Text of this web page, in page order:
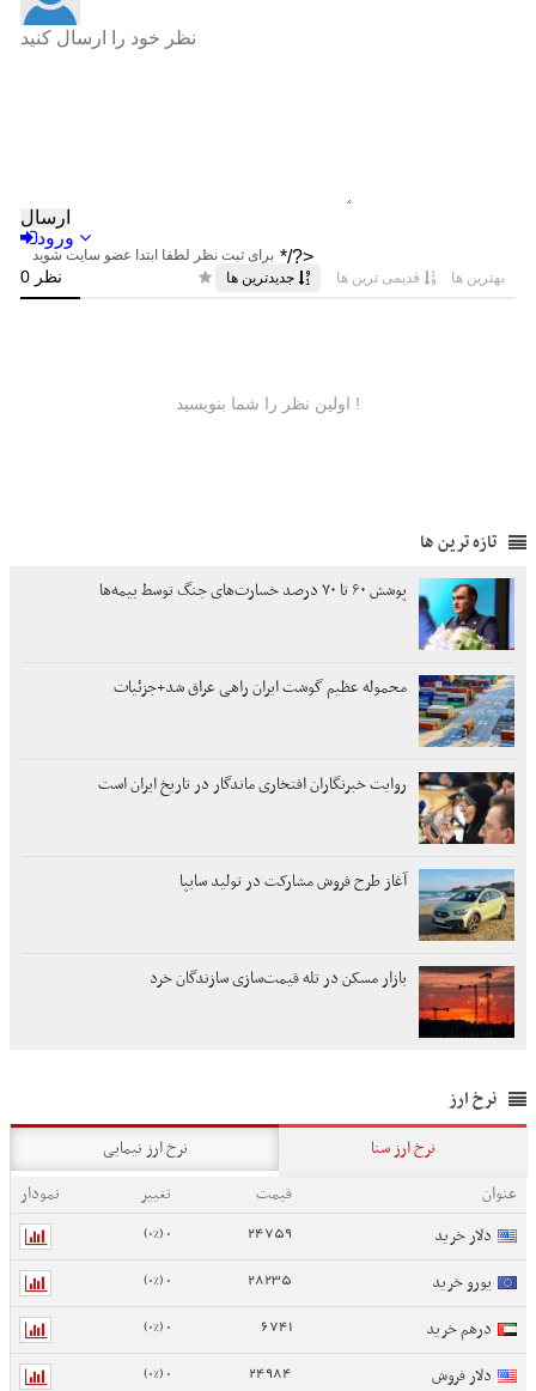
تازه ترین ها
پوشش ۶۰ تا ۷۰ درصد خسارت‌های جنگ توسط بیمه‌ها
محموله عظیم گوشت ایران راهی عراق شد+جزئیات
روایت خبرنگاران افتخاری ماندگار در تاریخ ایران است
آغاز طرح فروش مشارکت در تولید سایپا
بازار مسکن در تله قیمت‌سازی سازندگان خرد
نرخ ارز
نرخ ارز سنا
نرخ ارز نیمایی
عنوان
قیمت تغییر
نمودار
دلار خرید
24759
0 (0%)
یورو خرید 28235
0 (0%)
درهم خرید 6741
0 (0%)
دلار فروش 24984
0 (0%)